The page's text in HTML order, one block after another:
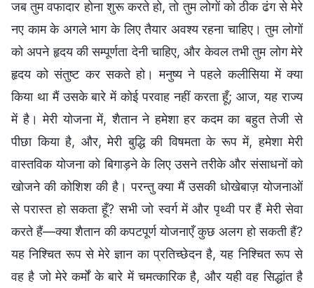
जब तुम वफादार होना शुरू करते हो, तो तुम लोगों को ठीक ढंग से मेरे
नए काम के अगले भाग के लिए तैयार अवश्य रहना चाहिए। तुम लोगों
को अपने हृदय की सम्पूर्णता देनी चाहिए, और केवल तभी तुम लोग मेरे
हृदय को संतुष्ट कर सकते हो। मनुष्य ने पहले कलीसिया में क्या
किया था मैं उसके बारे में कोई परवाह नहीं करता हूँ; आज, यह राज्य
में है। मेरी योजना में, शैतान ने हमेशा हर कदम का बहुत तेजी से
पीछा किया है, और, मेरी बुद्धि की विषमता के रूप में, हमेशा मेरी
वास्तविक योजना को बिगाड़ने के लिए उसने तरीके और संसाधनों को
खोजने की कोशिश की है। परन्तु क्या मैं उसकी धोखेबाज़ योजनाओं
से परास्त हो सकता हूँ? सभी जो स्वर्ग में और पृथ्वी पर हैं मेरी सेवा
करते हैं—क्या शैतान की कपटपूर्ण योजनाएँ कुछ अलग हो सकती हैं?
यह निश्चित रूप से मेरे ज्ञान का प्रतिच्छेदन है, यह निश्चित रूप से
वह है जो मेरे कर्मों के बारे में चमत्कारिक है, और यही वह सिद्धांत है